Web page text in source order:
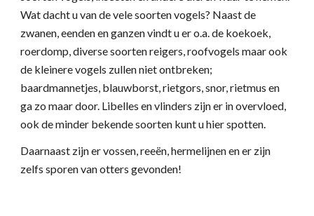
Wat dacht u van de vele soorten vogels? Naast de
zwanen, eenden en ganzen vindt u er o.a. de koekoek,
roerdomp, diverse soorten reigers, roofvogels maar ook
de kleinere vogels zullen niet ontbreken;
baardmannetjes, blauwborst, rietgors, snor, rietmus en
ga zo maar door. Libelles en vlinders zijn er in overvloed,
ook de minder bekende soorten kunt u hier spotten.
Daarnaast zijn er vossen, reeën, hermelijnen en er zijn
zelfs sporen van otters gevonden!